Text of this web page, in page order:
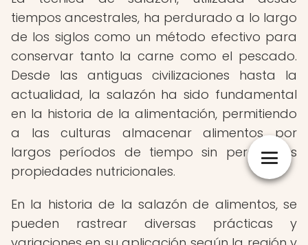
tiempos ancestrales, ha perdurado a lo largo
de los siglos como un método efectivo para
conservar tanto la carne como el pescado.
Desde las antiguas civilizaciones hasta la
actualidad, la salazón ha sido fundamental
en la historia de la alimentación, permitiendo
a las culturas almacenar alimentos por
largos períodos de tiempo sin perder sus
propiedades nutricionales.
En la historia de la salazón de alimentos, se
pueden rastrear diversas prácticas y